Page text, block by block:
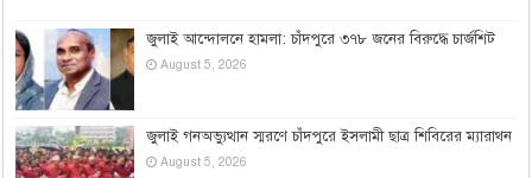
জুলাই আন্দোলনে হামলা: চাঁদপুরে ৩৭৮ জনের বিরুদ্ধে চার্জশিট
August 5, 2026
জুলাই গনঅভ্যুত্থান স্মরণে চাঁদপুরে ইসলামী ছাত্র শিবিরের ম্যারাথন
August 5, 2026